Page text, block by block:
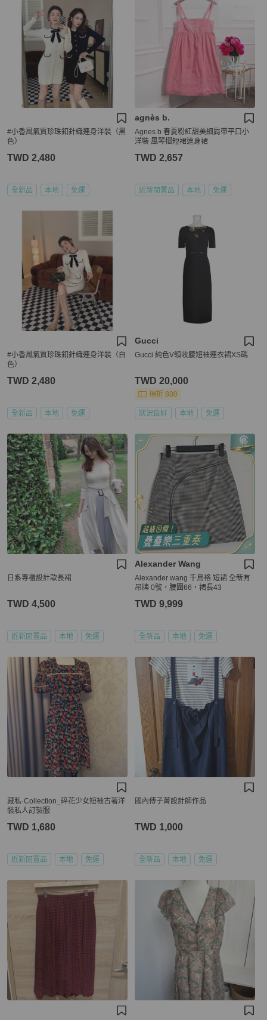
#小香風氣質珍珠釦針織連身洋裝（黑
色）
TWD 2,480
全新品 本地 免運
agnès b.
Agnes b 春夏粉紅甜美細肩帶平口小
洋裝 風琴摺短裙連身裙
TWD 2,657
近新閒置品 本地 免運
#小香風氣質珍珠釦針織連身洋裝（白
色）
TWD 2,480
全新品 本地 免運
Gucci
Gucci 純色V領收腰短袖連衣裙XS碼
TWD 20,000
現折 800
狀況良好 本地 免運
日系專櫃設計款長裙
TWD 4,500
近新閒置品 本地 免運
Alexander Wang
Alexander wang 千鳥格 短裙 全新有
吊牌 0號，腰圍66，裙長43
TWD 9,999
全新品 本地 免運
藏私·Collection_碎花少女短袖古著洋
裝私人訂製服
TWD 1,680
近新閒置品 本地 免運
國內傅子菁設計師作品
TWD 1,000
全新品 本地 免運